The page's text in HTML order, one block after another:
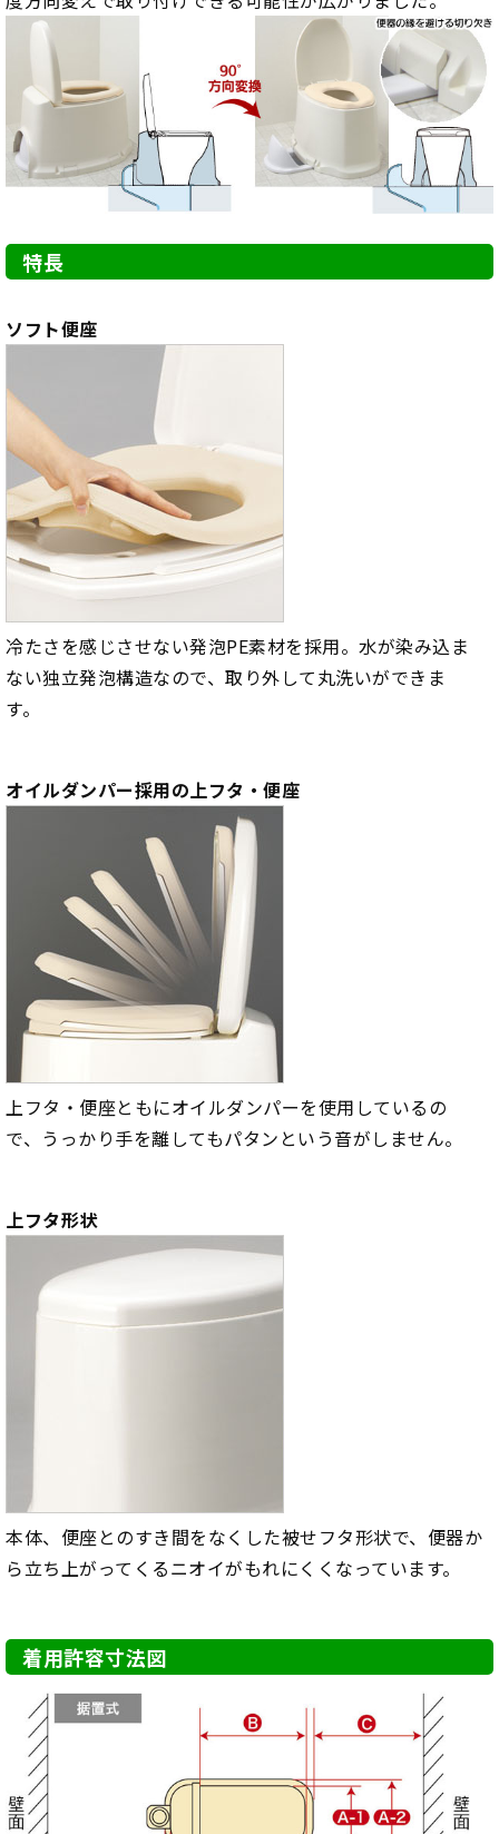
特長
ソフト便座
冷たさを感じさせない発泡PE素材を採用。水が染み込ま
ない独立発泡構造なので、取り外して丸洗いができま
す。
オイルダンパー採用の上フタ・便座
上フタ・便座ともにオイルダンパーを使用しているの
で、うっかり手を離してもパタンという音がしません。
上フタ形状
本体、便座とのすき間をなくした被せフタ形状で、便器か
ら立ち上がってくるニオイがもれにくくなっています。
着用許容寸法図